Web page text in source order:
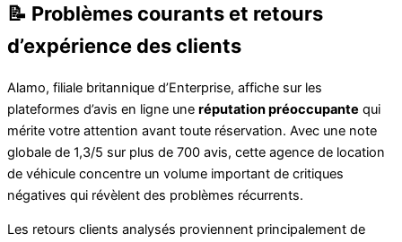
📝 Problèmes courants et retours
d’expérience des clients
Alamo, filiale britannique d’Enterprise, affiche sur les
plateformes d’avis en ligne une réputation préoccupante qui
mérite votre attention avant toute réservation. Avec une note
globale de 1,3/5 sur plus de 700 avis, cette agence de location
de véhicule concentre un volume important de critiques
négatives qui révèlent des problèmes récurrents.
Les retours clients analysés proviennent principalement de